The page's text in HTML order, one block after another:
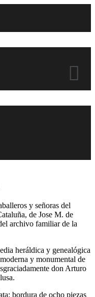
y señoras del
de Jose M. de
archivo familiar de la
heráldica y genealógica
y monumental de
don Arturo
bordura de ocho piezas